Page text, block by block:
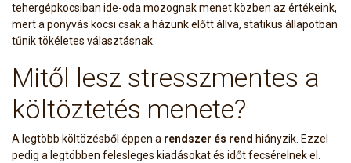
tehergépkocsiban ide-oda mozognak menet közben az értékeink,
mert a ponyvás kocsi csak a házunk előtt állva, statikus állapotban
tűnik tökéletes választásnak.
Mitől lesz stresszmentes a
költöztetés menete?
A legtöbb költözésből éppen a rendszer és rend hiányzik. Ezzel
pedig a legtöbben felesleges kiadásokat és időt fecsérelnek el.